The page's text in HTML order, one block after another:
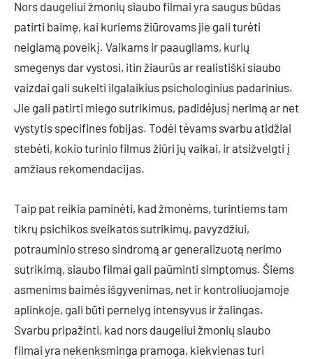
Nors daugeliui žmonių siaubo filmai yra saugus būdas
patirti baimę, kai kuriems žiūrovams jie gali turėti
neigiamą poveikį. Vaikams ir paaugliams, kurių
smegenys dar vystosi, itin žiaurūs ar realistiški siaubo
vaizdai gali sukelti ilgalaikius psichologinius padarinius.
Jie gali patirti miego sutrikimus, padidėjusį nerimą ar net
vystytis specifines fobijas. Todėl tėvams svarbu atidžiai
stebėti, kokio turinio filmus žiūri jų vaikai, ir atsižvelgti į
amžiaus rekomendacijas.
Taip pat reikia paminėti, kad žmonėms, turintiems tam
tikrų psichikos sveikatos sutrikimų, pavyzdžiui,
potrauminio streso sindromą ar generalizuotą nerimo
sutrikimą, siaubo filmai gali paūminti simptomus. Šiems
asmenims baimės išgyvenimas, net ir kontroliuojamoje
aplinkoje, gali būti pernelyg intensyvus ir žalingas.
Svarbu pripažinti, kad nors daugeliui žmonių siaubo
filmai yra nekenksminga pramoga, kiekvienas turi